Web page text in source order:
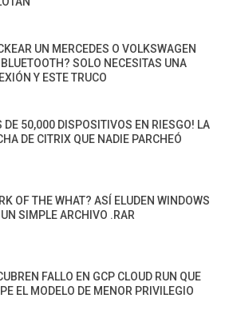
UN MERCEDES O VOLKSWAGEN
SOLO NECESITAS UNA
Y ESTE TRUCO
DE 50,000 DISPOSITIVOS EN RIESGO! LA
DE CITRIX QUE NADIE PARCHEÓ
OF THE WHAT? ASÍ ELUDEN WINDOWS
SIMPLE ARCHIVO .RAR
FALLO EN GCP CLOUD RUN QUE
EL MODELO DE MENOR PRIVILEGIO